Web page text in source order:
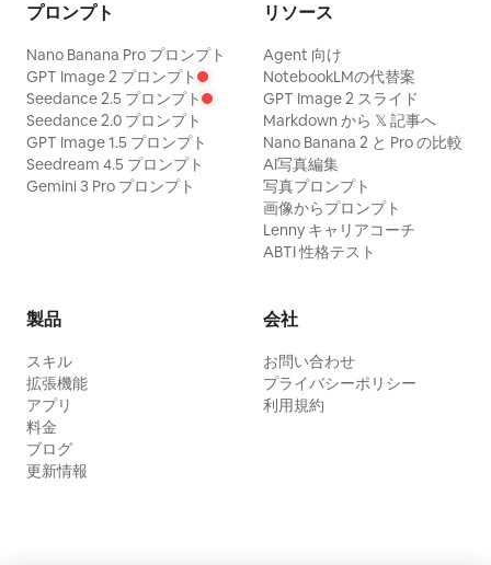
プロンプト
Nano Banana Pro プロンプト
GPT Image 2 プロンプト
Seedance 2.5 プロンプト
Seedance 2.0 プロンプト
GPT Image 1.5 プロンプト
Seedream 4.5 プロンプト
Gemini 3 Pro プロンプト
リソース
Agent 向け
NotebookLMの代替案
GPT Image 2 スライド
Markdown から 𝕏 記事へ
Nano Banana 2 と Pro の比較
AI写真編集
写真プロンプト
画像からプロンプト
Lenny キャリアコーチ
ABTI 性格テスト
製品
スキル
拡張機能
アプリ
料金
ブログ
更新情報
会社
お問い合わせ
プライバシーポリシー
利用規約